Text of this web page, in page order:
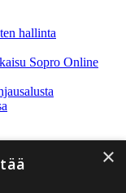
hallinta
Sopro Online
×